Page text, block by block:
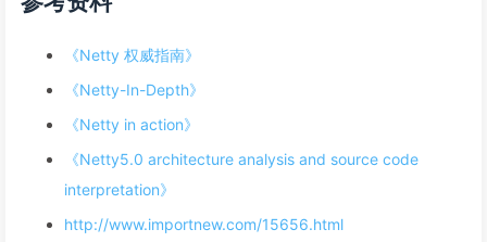
《Netty 权威指南》
《Netty-In-Depth》
《Netty in action》
《Netty5.0 architecture analysis and source code
interpretation》
http://www.importnew.com/15656.html